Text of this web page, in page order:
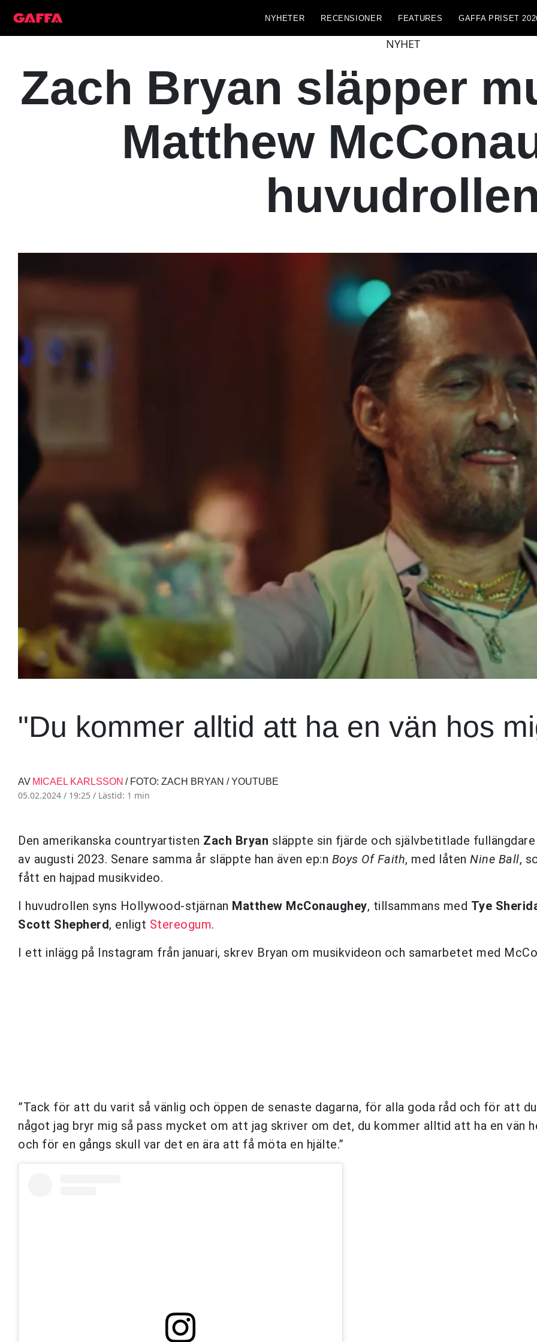
NYHETER RECENSIONER FEATURES GAFFA PRISET
NYHET
Zach Bryan släpper
Matthew
"Du kommer alltid att ha en vän hos
AV MICAEL KARLSSON / FOTO: ZACH BRYAN / YOUTUBE
05.02.2024 / 19:25 / Lästid: 1 min
Den amerikanska countryartisten Zach Bryan släppte sin fjärde och självbetitlade
av augusti 2023. Senare samma år släppte han även ep:n Boys Of Faith, med låten Nine Ball,
fått en hajpad musikvideo.
I huvudrollen syns Hollywood-stjärnan Matthew McConaughey, tillsammans med Tye
Scott Shepherd, enligt Stereogum.
I ett inlägg på Instagram från januari, skrev Bryan om musikvideon och samarbetet med
”Tack för att du varit så vänlig och öppen de senaste dagarna, för alla goda råd och för att
något jag bryr mig så pass mycket om att jag skriver om det, du kommer alltid att ha en vän
och för en gångs skull var det en ära att få möta en hjälte.”